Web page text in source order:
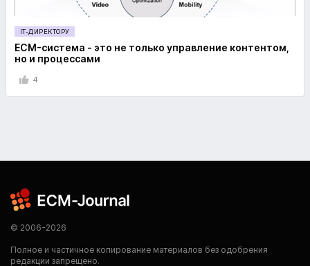
IT-ДИРЕКТОРУ
ECM-система - это не только управление контентом,
но и процессами
4
© 2006-2026
Полное и частичное копирование материалов без одобрения
редакции запрещено.